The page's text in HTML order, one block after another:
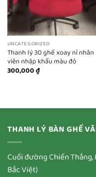
UNCATEGORIZED
Thanh lý 30 ghế xoay nỉ nhân
viên nhập khẩu màu đỏ
300,000₫
THANH LÝ BÀN GHẾ
Cuối đường Chiến
Bắc Việt)